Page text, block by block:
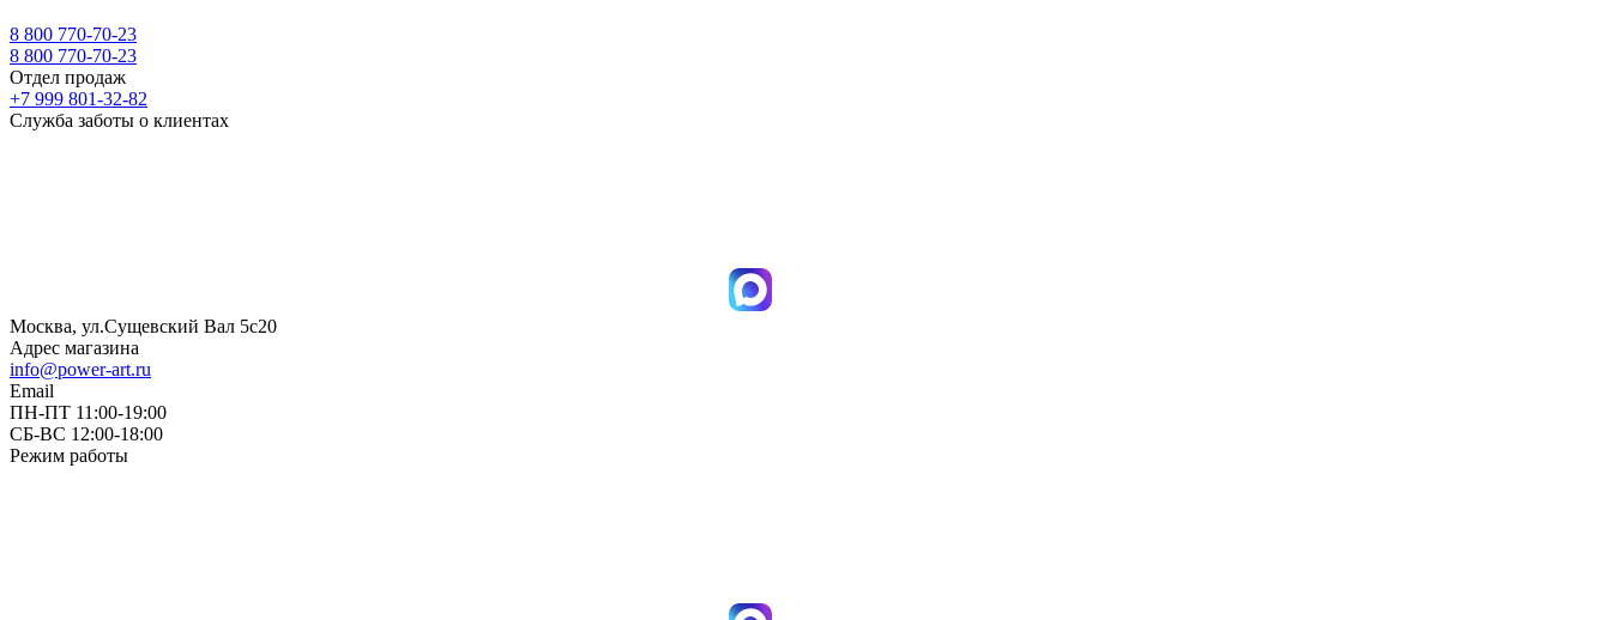
8 800 770-70-23
8 800 770-70-23
Отдел продаж
+7 999 801-32-82
Служба заботы о клиентах
Москва, ул.Сущевский Вал 5с20
Адрес магазина
info@power-art.ru
Email
ПН-ПТ 11:00-19:00
СБ-ВС 12:00-18:00
Режим работы